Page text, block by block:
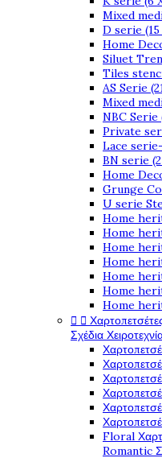
Mixed
D serie
Home
Siluet
Tiles
AS Serie
Mixed
NBC Serie
Private
Lace
BN serie
Home
Grunge
U serie
Home
Home
Home
Home
Home
Home
Home
 
Σχέδια
Floral
Romantic